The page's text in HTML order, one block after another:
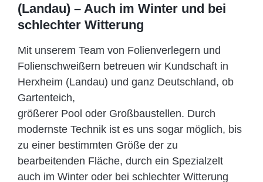
(Landau) – Auch im Winter und bei
schlechter Witterung
Mit unserem Team von Folienverlegern und
Folien­schweißern betreuen wir Kundschaft in
Herxheim (Landau) und ganz Deutschland, ob
Gartenteich,
größerer Pool oder Großbaustellen. Durch
modernste Technik ist es uns sogar möglich, bis
zu einer bestimmten Größe der zu
bearbeitenden Fläche, durch ein Spezi­alzelt
auch im Winter oder bei schlechter Witterung